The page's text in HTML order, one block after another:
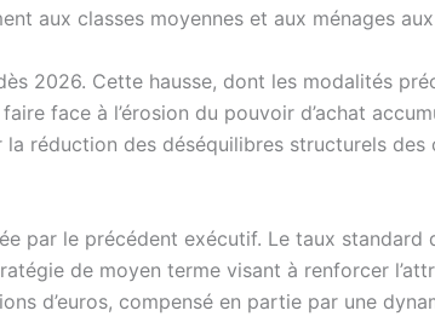
aux classes moyennes et aux ménages
2026. Cette hausse, dont les modalités
face à l’érosion du pouvoir d’achat
réduction des déséquilibres structurels des
par le précédent exécutif. Le taux standard
de moyen terme visant à renforcer
d’euros, compensé en partie par une